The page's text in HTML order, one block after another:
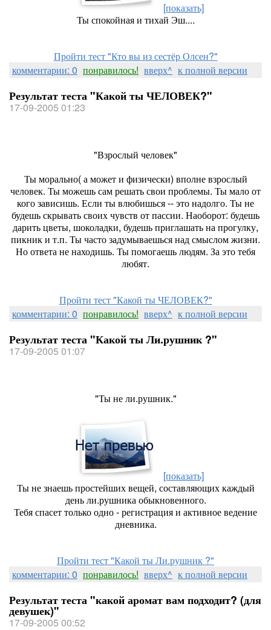
[показать]
Ты спокойная и тихай Эш....
Пройти тест "Кто вы из сестёр Олсен?"
комментарии: 0 понравилось! вверх^ к полной версии
Результат теста "Какой ты ЧЕЛОВЕК?"
17-09-2005 01:23
"Взрослый человек"
Ты морально( а может и физически) вполне взрослый
человек. Ты можешь сам решать свои проблемы. Ты мало от
кого зависишь. Если ты влюбишься -- это надолго. Ты не
будешь скрывать своих чувств от пассии. Наоборот: будешь
дарить цветы, шоколадки, будешь приглашать на прогулку,
пикник и т.п. Ты часто задумываешься над смыслом жизни.
Но ответа не находишь. Ты помогаешь людям. За это тебя
любят.
Пройти тест "Какой ты ЧЕЛОВЕК?"
комментарии: 0 понравилось! вверх^ к полной версии
Результат теста "Какой ты Ли.рушник ?"
17-09-2005 01:07
"Ты не ли.рушник."
[показать]
Ты не знаешь простейших вещей, составляющих каждый
день ли.рушника обыкновенного.
Тебя спасет только одно - регистрация и активное ведение
дневника.
Пройти тест "Какой ты Ли.рушник ?"
комментарии: 0 понравилось! вверх^ к полной версии
Результат теста "какой аромат вам подходит? (для
девушек)"
17-09-2005 00:52